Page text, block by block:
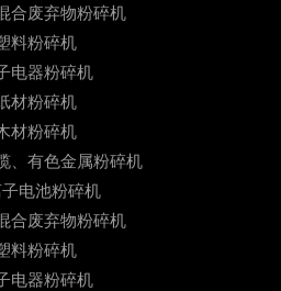
合废弃物粉碎机
料粉碎机
电器粉碎机
材粉碎机
材粉碎机
、有色金属粉碎机
电池粉碎机
合废弃物粉碎机
料粉碎机
电器粉碎机